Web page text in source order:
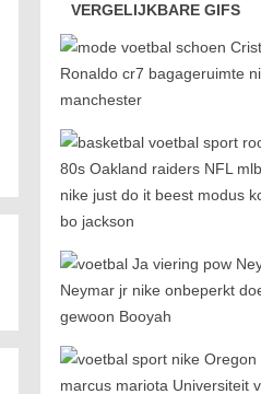
VERGELIJKBARE GIFS